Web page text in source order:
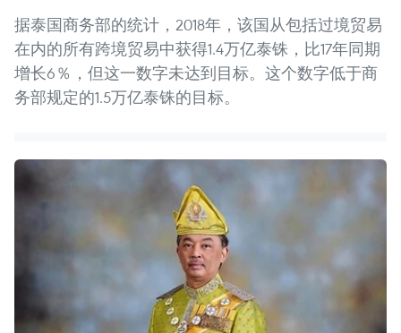
据泰国商务部的统计，2018年，该国从包括过境贸易
在内的所有跨境贸易中获得1.4万亿泰铢，比17年同期
增长6％，但这一数字未达到目标。这个数字低于商
务部规定的1.5万亿泰铢的目标。